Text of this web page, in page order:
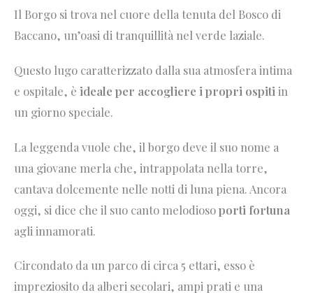
Il Borgo si trova nel cuore della tenuta del Bosco di
Baccano, un’oasi di tranquillità nel verde laziale.
Questo lugo caratterizzato dalla sua atmosfera intima
e ospitale, è ideale per accogliere i propri ospiti in
un giorno speciale.
La leggenda vuole che, il borgo deve il suo nome a
una giovane merla che, intrappolata nella torre,
cantava dolcemente nelle notti di luna piena. Ancora
oggi, si dice che il suo canto melodiosoporti fortuna
agli innamorati.
Circondato da un parco di circa 5 ettari, esso è
impreziosito da alberi secolari, ampi prati e una